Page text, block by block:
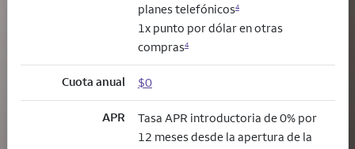
planes telefónicos4
1x punto por dólar en otras
compras4
Cuota anual $0
APR
Tasa APR introductoria de 0% por
12 meses desde la apertura de la